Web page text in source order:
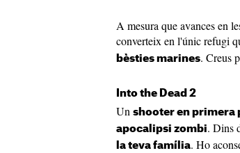
A mesura que avances en
converteix en l'únic refugi
bèsties marines. Creus
Into the Dead 2
Un shooter en primera
apocalipsi zombi. Dins
la teva família. Ho